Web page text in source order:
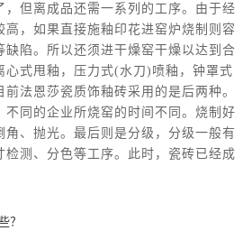
但离成品还需一系列的工序。由于经
高，如果直接施釉印花进窑炉烧制则容
缺陷。所以还须进干燥窑干燥以达到合
心式甩釉，压力式(水刀)喷釉，钟罩式
法恩莎瓷质饰釉砖采用的是后两种。
不同的企业所烧窑的时间不同。烧制好
角、抛光。最后则是分级，分级一般有
检测、分色等工序。此时，瓷砖已经成
？